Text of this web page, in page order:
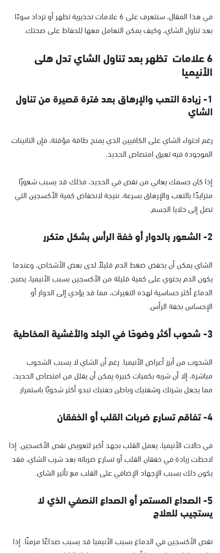
في هذا المقال، سنتعرف على 6 علامات تحذيرية تظهر أو تزداد سوءًا
بعد تناول الشاي، وكيف يمكن التعامل معها للحفاظ على صحتك.
6 علامات تظهر بعد تناول الشاي تدل هلى
الأنيميا
1- زيادة التعب والإرهاق بعد فترة قصيرة من تناول
الشاي
رغم احتواء الشاي على الكافيين الذي يمنح طاقة مؤقتة، فإن التانينات
الموجودة فيه تعيق امتصاص الحديد.
إذا كان جسمك يعاني من نقص في الحديد، فذلك قد يسبب شعورًا
متزايدًا بالتعب والإرهاق بسرعة، نتيجة لانخفاض كمية الأكسجين التي
تصل إلى خلايا الجسم.
2- الشعور بالدوار أو خفة الرأس بشكل متكرر
الشاي يمكن أن يخفض ضغط الدم قليلاً لدى بعض الأشخاص، وعندما
يكون الدم يحتوي على كمية قليلة من الأكسجين بسبب الأنيميا، يصبح
الدماغ أكثر حساسية لهذه التغيرات، مما قد يؤدي إلى الدوار أو
الإحساس بخفة الرأس.
3- شحوب أكثر وضوحًا في الجلد والأغشية المخاطية
الشحوب من أبرز أعراض الأنيميا. رغم أن الشاي لا يسبب الشحوب
مباشرة، إلا أن شربه بكميات كبيرة يمكن أن يقلل من امتصاص الحديد،
مما يجعل بشرتك وشفتيك وباطن جفنيك تبدو أكثر شحوبًا باستمرار.
4- تفاقم تسارع ضربات القلب أو الخفقان
في حالات الأنيميا، يعمل القلب بجهد أكبر لتعويض نقص الأكسجين. إذا
لاحظت زيادة في خفقان القلب أو تسارع ضرباته بعد شرب الشاي، فقد
يكون ذلك بسبب الإجهاد الإضافي على القلب مع تأثير الشاي.
5- الصداع المستمر أو الصداع النصفي الذي لا
يستجيب للعلاج
نقص الأكسجين في الدماغ بسبب الأنيميا قد يسبب صداعًا مزمنًا. إذا